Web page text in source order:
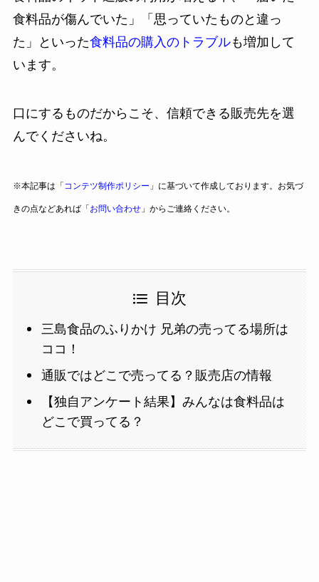
食料品が傷んでいた」「思っていたものと違っ
た」といった食料品の購入のトラブルも増加して
います。
口にするものだからこそ、信頼できる販売先を選
んでくださいね。
※本記事は「 コンテツ制作ポリシー 」に基づいて作成しております。お気づ
きの点などあれば「お問い合わせ」からご連絡ください。
目次
三島食品のふりかけ 兄弟の売ってる場所は
ココ！
通販ではどこで売ってる？販売店の情報
【独自アンケート結果】みんなは食料品は
どこで買ってる？